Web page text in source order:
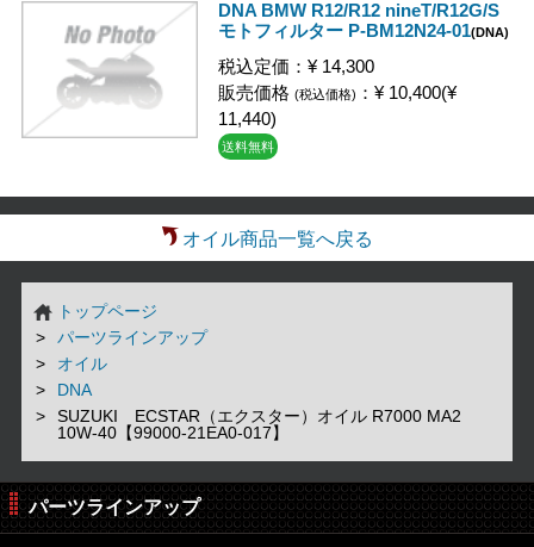
DNA BMW R12/R12 nineT/R12G/S
モトフィルター P-BM12N24-01(DNA)
税込定価：¥ 14,300
販売価格 (税込価格) ：¥ 10,400(¥
11,440)
送料無料
オイル商品一覧へ戻る
トップページ
パーツラインアップ
オイル
DNA
SUZUKI ECSTAR（エクスター）オイル R7000 MA2
10W-40【99000-21EA0-017】
パーツラインアップ